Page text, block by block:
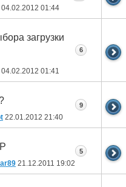
04.02.2012 01:44
загрузки
04.02.2012 01:41
6
22.01.2012 21:40
9
21.12.2011 19:02
5